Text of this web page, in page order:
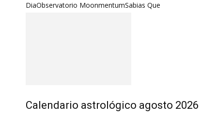
DiaObservatorio MoonmentumSabias Que
Calendario astrológico agosto 2026